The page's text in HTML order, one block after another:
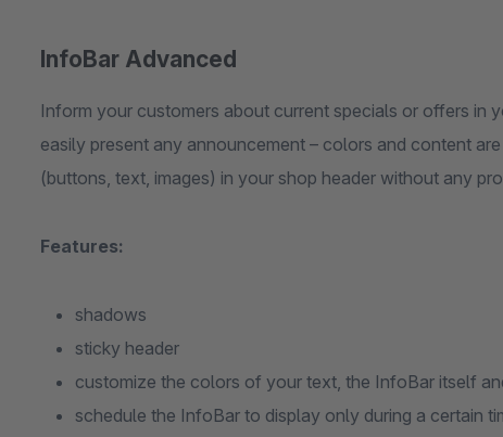
InfoBar Advanced
Inform your customers about current specials or offers in
easily present any announcement – colors and content
(buttons, text, images) in your shop header without any
Features:
shadows
sticky header
customize the colors of your text, the InfoBar itself
schedule the InfoBar to display only during a certain